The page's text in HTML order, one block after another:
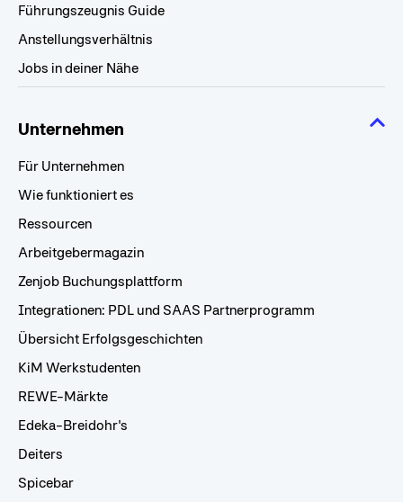
Führungszeugnis Guide
Anstellungsverhältnis
Jobs in deiner Nähe
Unternehmen
Für Unternehmen
Wie funktioniert es
Ressourcen
Arbeitgebermagazin
Zenjob Buchungsplattform
Integrationen: PDL und SAAS Partnerprogramm
Übersicht Erfolgsgeschichten
KiM Werkstudenten
REWE-Märkte
Edeka-Breidohr's
Deiters
Spicebar